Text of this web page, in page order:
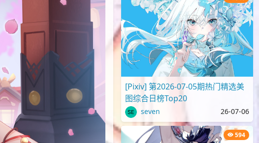
[Pixiv] 第2026-07-05期热门精选美
图综合日榜Top20
seven 26-07-06
594